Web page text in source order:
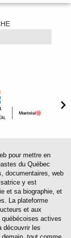
pour mettre en
du Québec
documentaires, web
y est
et sa biographie, et
La plateforme
et aux
actives
découvrir les